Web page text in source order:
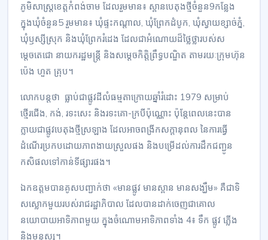
ភូមិសាស្ត្រខេត្តកំពង់ចាម ដែលរួមមាន៖ ស្ពានបេតុងថ្មីចំនួន9កន្លែង
ក្នុងឃុំចំនួន5 រួមមាន៖ ឃុំផ្ទះកណ្តាល, ឃុំព្រែកដំបូក, ឃុំស្វាយខ្សាច់ភ្នំ,
ឃុំឫស្សីស្រុក និងឃុំព្រែករំដេង ដែលជាអំណោយដ៏ថ្លៃថ្លារបស់ស
ម្តេចតេជោ នាយករដ្ឋមន្ត្រី និងសម្តេចកិត្តិព្រឹទ្ធបណ្ឌិត តាមរយៈក្រុមហ៊ុន
ប៉េង ហួត គ្រុប។
លោកបន្តថា ធ្លាប់ជាផ្លូវដីលំធម្មតាក្រោយឆ្នាំរំដោះ 1979 សម្រាប់
ថ្មើរជើង, កង់, រទះសេះ និងរទះគោ-ក្របីប៉ុណ្ណោះ ប៉ុន្តែពេលនេះបាន
ក្លាយជាផ្លូវបេតុងថ្មីស្រឡាង ដែលអាចពង្រីកសក្តានុពល នៃការធ្វើ
ដំណើរប្រកបដោយភាពងាយស្រួលផង និងបម្រើដល់ការដឹកជញ្ជូន
កសិផលទៅកាន់ទីផ្សារផង។
ឯកឧត្តមបានគូសបញ្ជាក់ថា «មានផ្លូវ មានស្ពាន មានសង្ឃឹម» គឺជាទិ
សស្លោកមួយរបស់រាជរដ្ឋាភិបាល ដែលបានដាក់ចេញជាគោល
នយោបាយអាទិភាពមួយ ក្នុងចំណោមអាទិភាពទាំង 4៖ ទឹក ផ្លូវ ភ្លើង
និងមនុស្ស។